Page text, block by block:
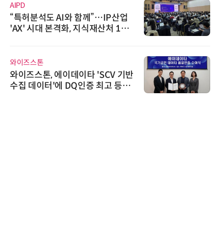
AIPD
“특허분석도 AI와 함께”…IP산업
'AX' 시대 본격화, 지식재산처 1호
와이즈스톤
와이즈스톤, 에이데이타 'SCV 기반
수집 데이터'에 DQ인증 최고 등급